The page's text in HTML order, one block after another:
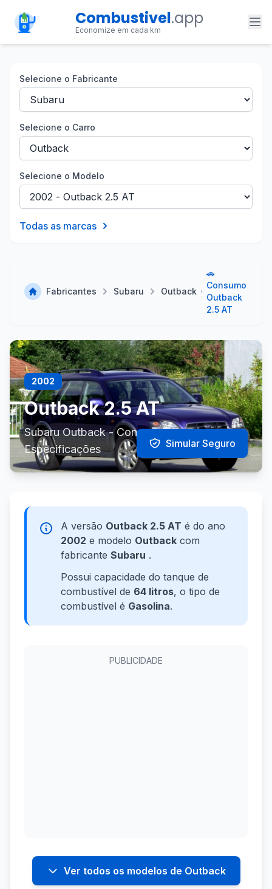
Combustivel.app
Economize em cada km
Selecione o Fabricante
Selecione o Carro
Selecione o Modelo
Todas as marcas
Fabricantes Subaru Outback
🚗
Consumo
Outback
2.5 AT
2002
Outback 2.5 AT
Subaru Outback - Consumo e
Especificações
Simular Seguro
A versão Outback 2.5 AT é do ano
2002 e modelo Outback com
fabricante Subaru .
Possui capacidade do tanque de
combustível de 64 litros, o tipo de
combustível é Gasolina.
PUBLICIDADE
Ver todos os modelos de Outback